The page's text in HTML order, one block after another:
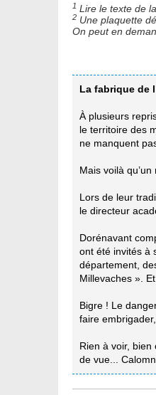
1 Lire le texte de
2 Une plaquette
On peut en
La fabrique de
À plusieurs
le territoire des
ne manquent
Mais voilà
Lors de leur
le directeur
Dorénavant
ont été invités à
département,
Millevaches ».
Bigre ! Le
faire
Rien à voir,
de vue...